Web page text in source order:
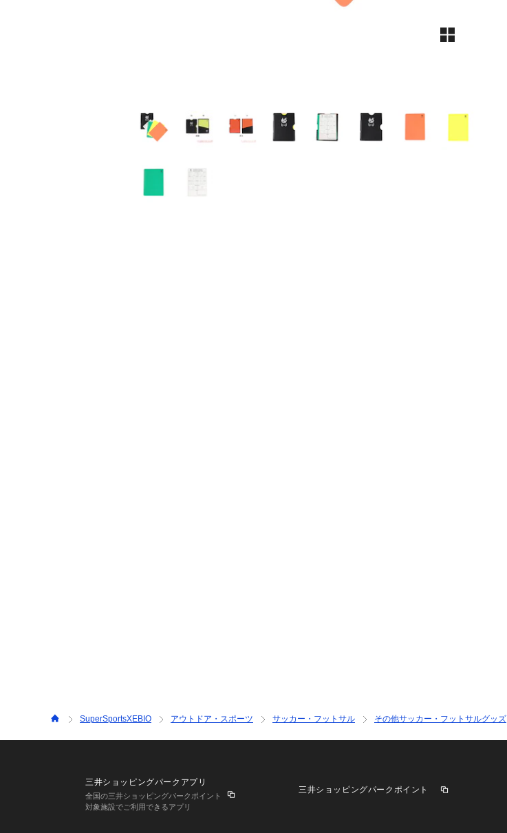
SuperSportsXEBIO アウトドア・スポーツ サッカー・フットサル その他サッカー・フットサルグッズ
三井ショッピングパークアプリ
全国の三井ショッピングパークポイント
対象施設でご利用できるアプリ
三井ショッピングパークポイント